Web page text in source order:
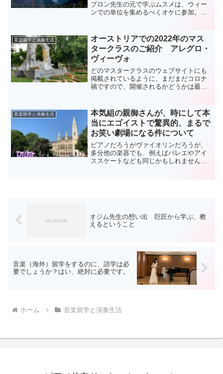
ブロン先生の元で学ぶムスメは、ウィー
ンでの単位を集めるべくオケに参加。マ
のコンサートを終えて次の日にはスイス
のマスタークラス&コンサ...
音楽留学と演奏生活
オーストリアでの2022年のマス
タークラスのご紹介 アレグロ・
ヴィーヴォ
どのマスタークラスのウェブサイトにも
掲載されているように、まだまだコロナ
禍ですので、開催されるかどうかは最後
本日は、長年の歴史があり、今ではオー
ストリアの巨大マスターク...
音楽留学と演奏生活
本気組の親御さんが、時にして本
当にエゴイストで驚異的、まるで
お笑い劇場になる件について
ピアノだろうがヴァイオリンだろうが、
多分他の楽器でも、例えばバレエやアイ
ススケートなども同じかもしれません。
オジム先生の想い出 巨匠から学ぶ、教
えるということ
音楽（海外）留学をするのに、語学は必
要でしょうか？はい、絶対に必要です。
ホーム 音楽留学と演奏生活